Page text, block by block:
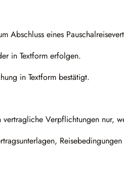
Abschluss eines
in Textform erfolgen.
in Textform bestätigt.
Verpflichtungen nur,